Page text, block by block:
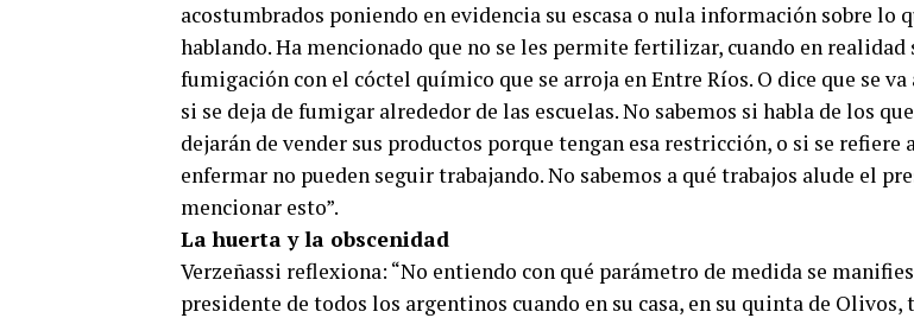
acostumbrados poniendo en evidencia su escasa o nula información sobre lo
hablando. Ha mencionado que no se les permite fertilizar, cuando en realidad
fumigación con el cóctel químico que se arroja en Entre Ríos. O dice que se
si se deja de fumigar alrededor de las escuelas. No sabemos si habla de los
dejarán de vender sus productos porque tengan esa restricción, o si se refiere
enfermar no pueden seguir trabajando. No sabemos a qué trabajos alude el
mencionar esto”.
La huerta y la obscenidad
Verzeñassi reflexiona: “No entiendo con qué parámetro de medida se
presidente de todos los argentinos cuando en su casa, en su quinta de Olivos,